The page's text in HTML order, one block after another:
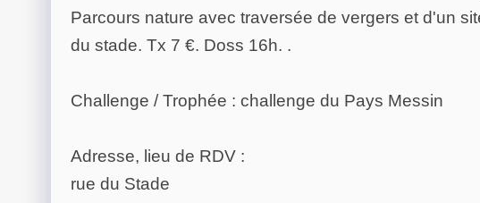
Parcours nature avec traversée de vergers et d'un
du stade. Tx 7 €. Doss 16h. .
Challenge / Trophée : challenge du Pays Messin
Adresse, lieu de RDV :
rue du Stade